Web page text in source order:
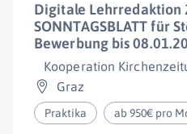
Digitale Lehrredaktion
SONNTAGSBLATT für
Bewerbung bis
Kooperation
Graz
Praktika ab 950€ pro